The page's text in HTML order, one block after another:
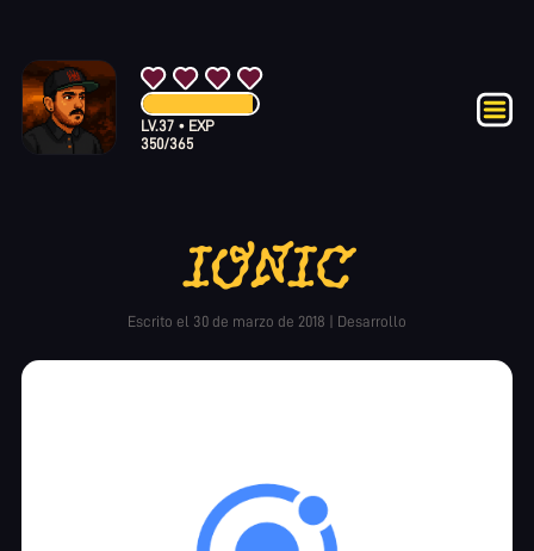
LV.37 •EXP
350/365
IONIC
Escrito el 30 de marzo de 2018 | Desarrollo